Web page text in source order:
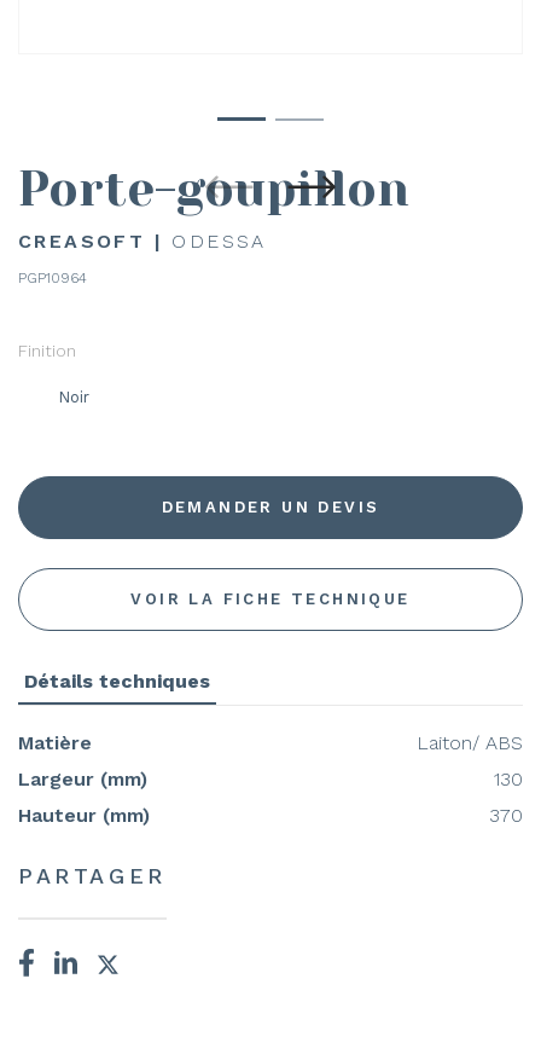
Porte-goupillon
CREASOFT | ODESSA
PGP10964
Finition
Noir
DEMANDER UN DEVIS
VOIR LA FICHE TECHNIQUE
Détails techniques
Matière
Laiton/ ABS
Largeur (mm)
130
Hauteur (mm)
370
PARTAGER